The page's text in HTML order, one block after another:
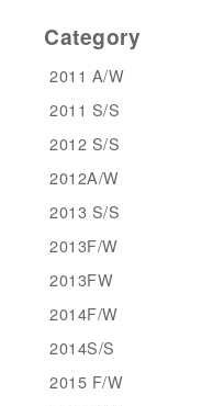
Category
2011 A/W
2011 S/S
2012 S/S
2012A/W
2013 S/S
2013F/W
2013FW
2014F/W
2014S/S
2015 F/W